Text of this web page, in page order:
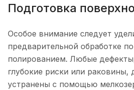
Подготовка
Особое внимание следует
предварительной обработке
полированием. Любые
глубокие риски или
устранены с помощью